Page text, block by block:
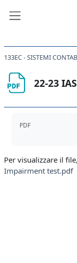
22-23
PDF
Per visualizzare il
Impairment test.pdf